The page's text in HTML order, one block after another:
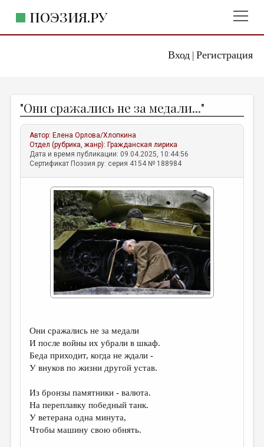
Вход| Регистрация
ПОЭЗИЯ.РУ
ЖАНРЫ
АВТОРЫ
КОММЕНТАРИИ
ЛИТСАЛОН
ПРАВИЛА САЙТА
ОТДЕЛЫ И РУБРИКИ
ИЗБРАННОЕ
ДАЙДЖЕСТ
КОНКУРСЫ
ДЕТСКАЯ КОМНАТА
ОБЗОР ЛИТЕРАТУРЫ
СТРАНИЦЫ ПАМЯТИ
"Они сражались не за медали..."
Автор: Елена Орлова/Хлопкина
Отдел (рубрика, жанр): Гражданская лирика
Дата и время публикации: 09.04.2025, 10:44:56
Сертификат Поэзия.ру: серия 4154 № 188984
Они сражались не за медали
И после войны их убрали в шкаф.
Беда приходит, когда не ждали -
У внуков по жизни другой устав.
Из бронзы памятники - валюта.
На переплавку победный танк.
У ветерана одна минута,
Чтобы машину свою обнять.